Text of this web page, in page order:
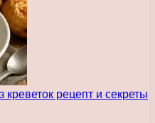
креветок рецепт и секреты